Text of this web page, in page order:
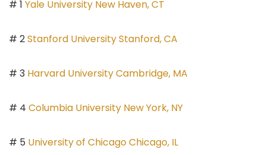
# 1 Yale University New Haven, CT
# 2Stanford University Stanford, CA
# 3 Harvard University Cambridge, MA
# 4 Columbia University New York, NY
# 5 University of Chicago Chicago, IL